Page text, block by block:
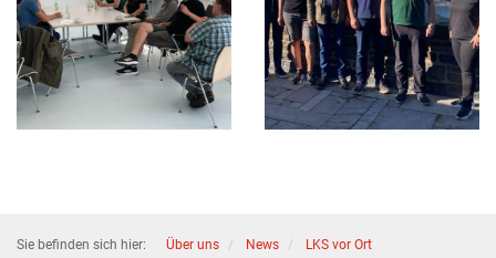
Sie befinden sich hier: Über uns News LKS vor Ort